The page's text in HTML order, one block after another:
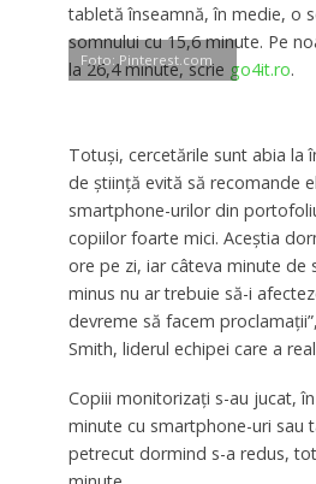
tabletă înseamnă, în medie, o
somnului cu 15,6 minute. Pe
la 26,4 minute, scrie go4it.ro.
Foto: Pinterest.com
Totuşi, cercetările sunt abia la
de ştiinţă evită să recomande
smartphone-urilor din
copiilor foarte mici. Aceştia
ore pe zi, iar câteva minute de
minus nu ar trebuie să-i
devreme să facem
Smith, liderul echipei care a
Copiii monitorizaţi s-au jucat,
minute cu smartphone-uri sau
petrecut dormind s-a redus,